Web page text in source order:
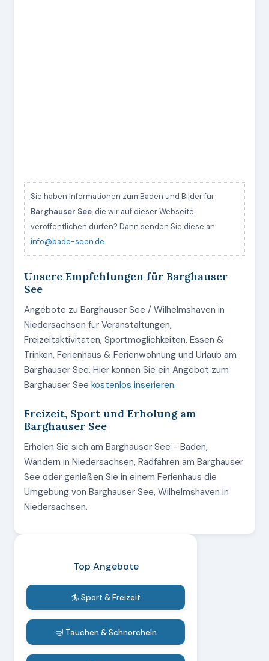
Sie haben Informationen zum Baden und Bilder für
Barghauser See, die wir auf dieser Webseite
veröffentlichen dürfen? Dann senden Sie diese an
info@bade-seen.de
Unsere Empfehlungen für Barghauser
See
Angebote zu Barghauser See / Wilhelmshaven in
Niedersachsen für Veranstaltungen,
Freizeitaktivitäten, Sportmöglichkeiten, Essen &
Trinken, Ferienhaus & Ferienwohnung und Urlaub am
Barghauser See. Hier können Sie ein Angebot zum
Barghauser See kostenlos inserieren.
Freizeit, Sport und Erholung am
Barghauser See
Erholen Sie sich am Barghauser See - Baden,
Wandern in Niedersachsen, Radfahren am Barghauser
See oder genießen Sie in einem Ferienhaus die
Umgebung von Barghauser See, Wilhelmshaven in
Niedersachsen.
Top Angebote
🏄 Sport & Freizeit
🤿 Tauchen & Schnorcheln